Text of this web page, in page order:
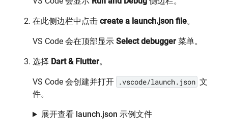
在此侧边栏中点击 create a launch.json file。
VS Code 会在顶部显示 Select debugger 菜单。
选择 Dart & Flutter。
VS Code 会创建并打开 .vscode/launch.json 文
件。
展开查看 launch.json 示例文件